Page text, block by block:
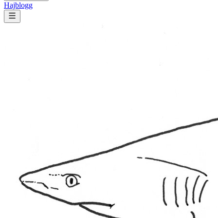
Hajblogg